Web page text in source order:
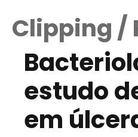
Clipping /
estudo
em